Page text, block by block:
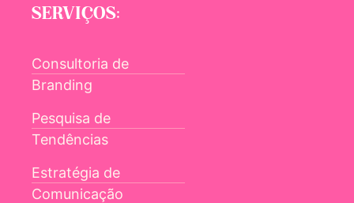
SERVIÇOS:
Consultoria de
Branding
Pesquisa de
Tendências
Estratégia de
Comunicação